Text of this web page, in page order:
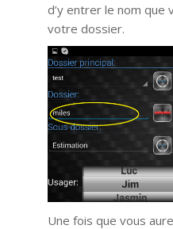
d’y entrer le nom que
votre dossier.
Une fois que vous